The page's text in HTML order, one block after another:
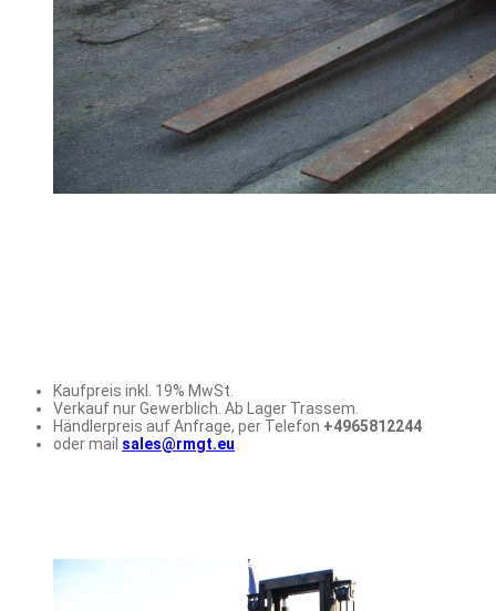
Kaufpreis inkl. 19% MwSt.
Verkauf nur Gewerblich. Ab Lager Trassem.
Händlerpreis auf Anfrage, per Telefon +4965812244
oder mail sales@rmgt.eu